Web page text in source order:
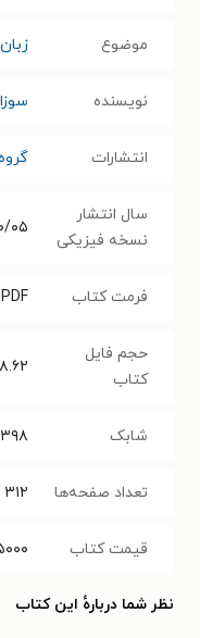
موضوع
نویسنده
انتشارات
سال انتشار
نسخه فیزیکی
فرمت کتاب PDF
حجم فایل
کتاب
۸.۶۲
شابک
تعداد صفحه‌ها ۳۱۲
قیمت کتاب
نظر شما دربارهٔ این کتاب